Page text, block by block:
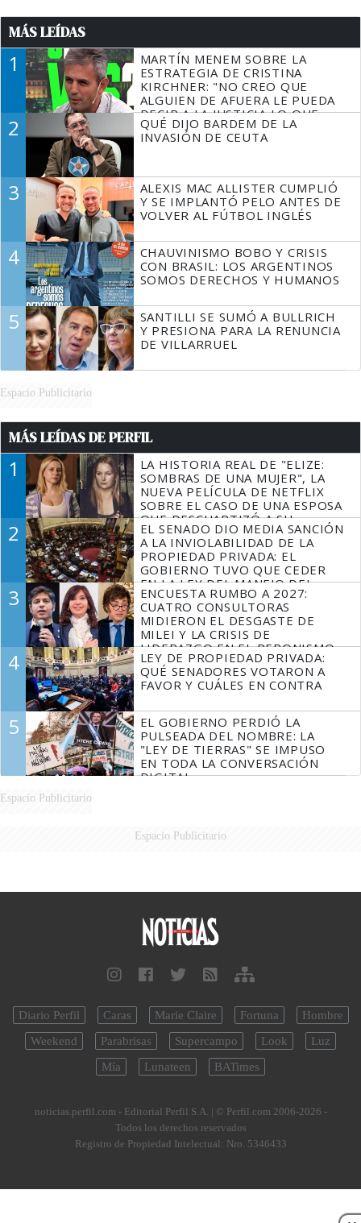
MÁS LEÍDAS
1
MARTÍN MENEM SOBRE LA
ESTRATEGIA DE CRISTINA
KIRCHNER: "NO CREO QUE
ALGUIEN DE AFUERA LE PUEDA
DECIR A LA JUSTICIA LO QUE
TIENE QUE HACER"
2
QUÉ DIJO BARDEM DE LA
INVASIÓN DE CEUTA
3
ALEXIS MAC ALLISTER CUMPLIÓ
Y SE IMPLANTÓ PELO ANTES DE
VOLVER AL FÚTBOL INGLÉS
4
CHAUVINISMO BOBO Y CRISIS
CON BRASIL: LOS ARGENTINOS
SOMOS DERECHOS Y HUMANOS
5
SANTILLI SE SUMÓ A BULLRICH
Y PRESIONA PARA LA RENUNCIA
DE VILLARRUEL
Espacio Publicitario
MÁS LEÍDAS DE PERFIL
1
LA HISTORIA REAL DE "ELIZE:
SOMBRAS DE UNA MUJER", LA
NUEVA PELÍCULA DE NETFLIX
SOBRE EL CASO DE UNA ESPOSA
QUE DESCUARTIZÓ A SU
MARIDO
2
EL SENADO DIO MEDIA SANCIÓN
A LA INVIOLABILIDAD DE LA
PROPIEDAD PRIVADA: EL
GOBIERNO TUVO QUE CEDER
EN LA LEY DEL MANEJO DEL
FUEGO
3
ENCUESTA RUMBO A 2027:
CUATRO CONSULTORAS
MIDIERON EL DESGASTE DE
MILEI Y LA CRISIS DE
LIDERAZGO EN EL PERONISMO
4
LEY DE PROPIEDAD PRIVADA:
QUÉ SENADORES VOTARON A
FAVOR Y CUÁLES EN CONTRA
5
EL GOBIERNO PERDIÓ LA
PULSEADA DEL NOMBRE: LA
"LEY DE TIERRAS" SE IMPUSO
EN TODA LA CONVERSACIÓN
DIGITAL
Espacio Publicitario
Espacio Publicitario
Diario Perfil Caras Marie Claire Fortuna
Hombre
Weekend
Parabrisas Supercampo Look
Luz
Mía
Lunateen BATimes
noticias.perfil.com - Editorial Perfil S.A. | © Perfil.com 2006-2026 -
Todos los derechos reservados
Registro de Propiedad Intelectual: Nro. 5346433